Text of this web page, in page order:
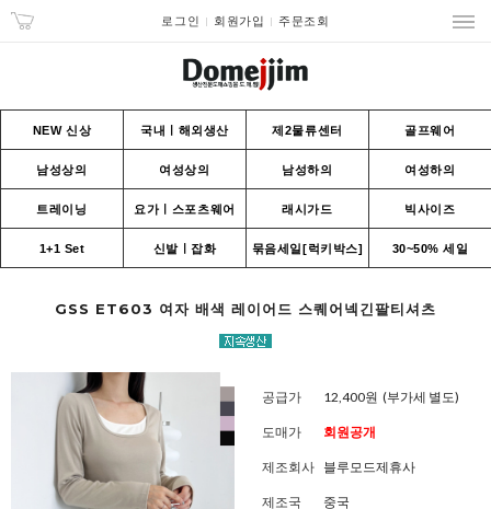
로그인 회원가입 주문조회
NEW 신상 국내ㅣ해외생산 제2물류센터 골프웨어
남성상의 여성상의 남성하의 여성하의
트레이닝 요가ㅣ스포츠웨어 래시가드 빅사이즈
1+1 Set 신발ㅣ잡화 묶음세일[럭키박스] 30~50% 세일
GSS ET603 여자 배색 레이어드 스퀘어넥긴팔티셔츠
공급가 12,400원 (부가세 별도)
도매가 회원공개
제조회사 블루모드제휴사
제조국 중국